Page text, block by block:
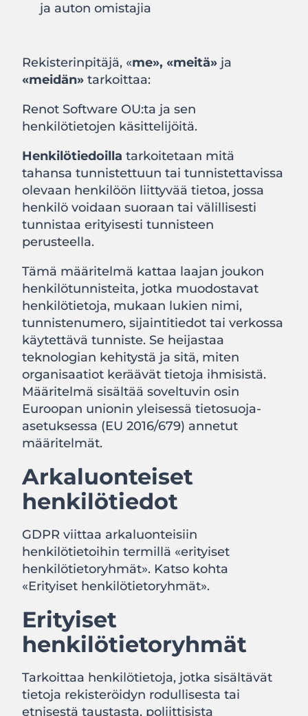
ja auton omistajia
Rekisterinpitäjä, «me», «meitä» ja
«meidän» tarkoittaa:
Renot Software OU:ta ja sen
henkilötietojen käsittelijöitä.
Henkilötiedoilla tarkoitetaan mitä
tahansa tunnistettuun tai tunnistettavissa
olevaan henkilöön liittyvää tietoa, jossa
henkilö voidaan suoraan tai välillisesti
tunnistaa erityisesti tunnisteen
perusteella.
Tämä määritelmä kattaa laajan joukon
henkilötunnisteita, jotka muodostavat
henkilötietoja, mukaan lukien nimi,
tunnistenumero, sijaintitiedot tai verkossa
käytettävä tunniste. Se heijastaa
teknologian kehitystä ja sitä, miten
organisaatiot keräävät tietoja ihmisistä.
Määritelmä sisältää soveltuvin osin
Euroopan unionin yleisessä tietosuoja-
asetuksessa (EU 2016/679) annetut
määritelmät.
Arkaluonteiset
henkilötiedot
GDPR viittaa arkaluonteisiin
henkilötietoihin termillä «erityiset
henkilötietoryhmät». Katso kohta
«Erityiset henkilötietoryhmät».
Erityiset
henkilötietoryhmät
Tarkoittaa henkilötietoja, jotka sisältävät
tietoja rekisteröidyn rodullisesta tai
etnisestä taustasta, poliittisista